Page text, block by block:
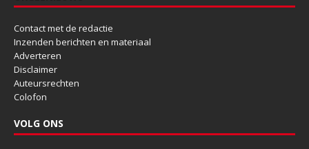
Contact met de redactie
Inzenden berichten en materiaal
Adverteren
Disclaimer
Auteursrechten
Colofon
VOLG ONS